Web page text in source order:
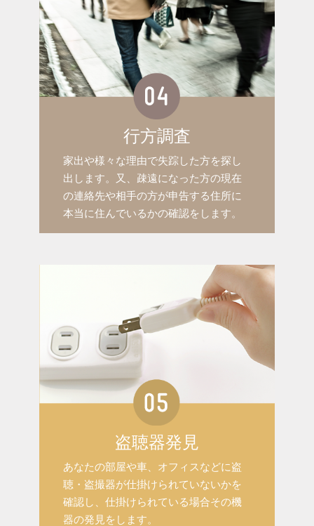
行方調査
家出や様々な理由で失踪した方を探し
出します。又、疎遠になった方の現在
の連絡先や相手の方が申告する住所に
本当に住んでいるかの確認をします。
盗聴器発見
あなたの部屋や車、オフィスなどに盗
聴・盗撮器が仕掛けられていないかを
確認し、仕掛けられている場合その機
器の発見をします。